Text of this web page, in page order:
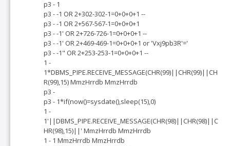
p3 - 1
p3 - -1 OR 2+302-302-1=0+0+0+1 --
p3 - -1 OR 2+567-567-1=0+0+0+1
p3 - -1' OR 2+726-726-1=0+0+0+1 --
p3 - -1' OR 2+469-469-1=0+0+0+1 or 'Vxj9pb3R'='
p3 - -1" OR 2+253-253-1=0+0+0+1 --
1 -
1*DBMS_PIPE.RECEIVE_MESSAGE(CHR(99)||CHR(99)||CH
R(99),15) MmzHrrdb MmzHrrdb
p3 -
p3 - 1*if(now()=sysdate(),sleep(15),0)
1 -
1'||DBMS_PIPE.RECEIVE_MESSAGE(CHR(98)||CHR(98)||C
HR(98),15)||' MmzHrrdb MmzHrrdb
1 - 1 MmzHrrdb MmzHrrdb